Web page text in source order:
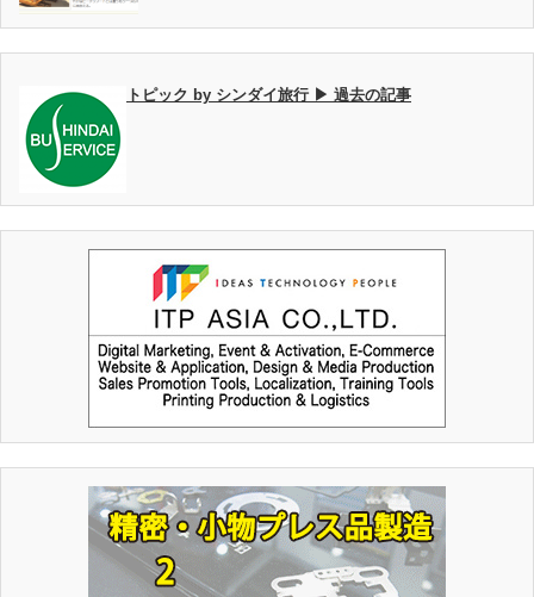
トピック by シンダイ旅行 ▶ 過去の記事